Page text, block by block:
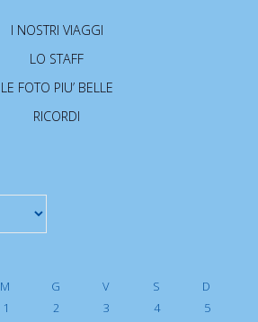
I NOSTRI VIAGGI
LO STAFF
LE FOTO PIU’ BELLE
RICORDI
M G V S
D
1
2 3 4
5